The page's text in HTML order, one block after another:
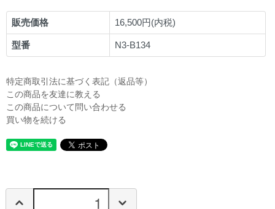
販売価格 16,500円(内税)
型番 N3-B134
特定商取引法に基づく表記（返品等）
この商品を友達に教える
この商品について問い合わせる
買い物を続ける